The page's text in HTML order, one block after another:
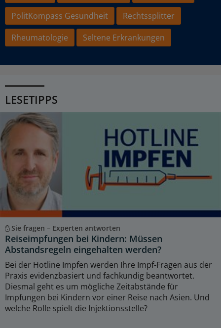
PolitKompass Gesundheit
Rechtssplitter
Rheumatologie
Seltene Erkrankungen
LESETIPPS
Sie fragen – Experten antworten
Reiseimpfungen bei Kindern: Müssen
Abstandsregeln eingehalten werden?
Bei der Hotline Impfen werden Ihre Impf-Fragen aus der
Praxis evidenzbasiert und fachkundig beantwortet.
Diesmal geht es um mögliche Zeitabstände für
Impfungen bei Kindern vor einer Reise nach Asien. Und
welche Rolle spielt die Injektionsstelle?